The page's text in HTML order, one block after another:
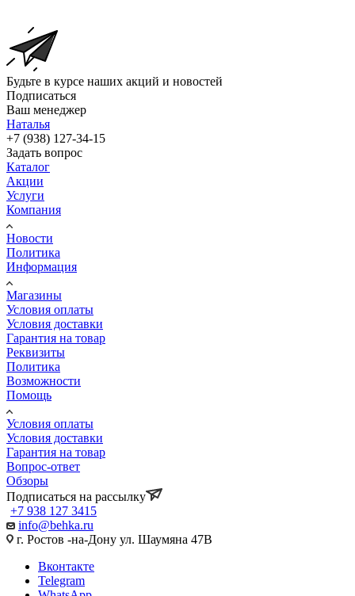
Будьте в курсе наших акций и новостей
Подписаться
Ваш менеджер
Наталья
+7 (938) 127-34-15
Задать вопрос
Каталог
Акции
Услуги
Компания
Новости
Политика
Информация
Магазины
Условия оплаты
Условия доставки
Гарантия на товар
Реквизиты
Политика
Возможности
Помощь
Условия оплаты
Условия доставки
Гарантия на товар
Вопрос-ответ
Обзоры
Подписаться на рассылку
+7 938 127 3415
info@behka.ru
г. Ростов -на-Дону ул. Шаумяна 47В
Вконтакте
Telegram